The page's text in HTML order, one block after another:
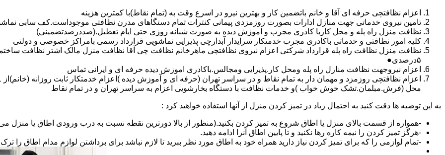
اعزام نظافتچی حرفه ای آقا و خانم باتضمین کار و بهترین نیرو در اسرع وقت به (تمام نقاط)با کمترین هزینه
تامین نیروی خدماتی جهت منازل ادارات بصورت روزمزدی پیمانی کنترات تمام دستگاهای مدرن نظافتی موجوداست.کف سابی
نظافت منزل راه پله و محل کاربا کادری مجرب و اموزش دیده به صورت شبانه روزی حتی ایام تعطیل.(صددرصدتضمینی)
کلیه امور نظافتی و خدماتی باکادری مجرب خدمتکار سرایدار آبدارچی پذیرایی نماشویی قرارداد رسمی بامراکز خصوصی و دولتی
نظافت منزل نظافت راه پله قرارداد شرکتی اعزام نیروی نظافتچی ماهرخانم نظافت چی آقا نظافت منزل مالک اشتر نظافت
۵درصدی●
اعزام نیروجهت نظافت منازل راه پله ومحل کار.پذیرایی ومجالس.باکادری اموزش دیده حرفه ای و ایرانی تماس
محل (فرش.مبلمان.تشک خوش خواب )و خدمات نظافت با دستگاه بخارشویی اعزام به سراسر تهران و در تمام نقاط
به این توصیه ها دقت کنید به احتمال زیاد در تمیز کردن منزل از آنها استفاده خواهید کرد :
-همواره از قسمت بالای منزل یا اطاق شروع به تمیز کردن بکنید.(منظور از بالا دورترین نقطه نسبت به درب ورودی اطاق یا منزل
-هرگز تمیز کردن را نیمه کاره رها نکنید و تا پایین اطاق آنرا ادامه دهید.
-تمام لوازمی را که برای تمیز کردن نیاز دارید همراه خود به اطاق مورد نظر ببرید تا لازم نباشد برای برداشتن لوازم مدام اطاق را ترک